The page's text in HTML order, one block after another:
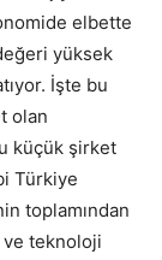
elbette
yüksek
İşte bu
olan
küçük şirket
Türkiye
toplamından
ve teknoloji